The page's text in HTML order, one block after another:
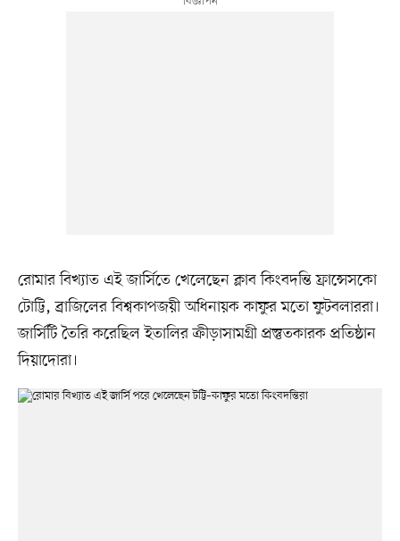
রোমার বিখ্যাত এই জার্সিতে খেলেছেন ক্লাব কিংবদন্তি ফ্রান্সেসকো
টোট্টি, ব্রাজিলের বিশ্বকাপজয়ী অধিনায়ক কাফুর মতো ফুটবলাররা।
জার্সিটি তৈরি করেছিল ইতালির ক্রীড়াসামগ্রী প্রস্তুতকারক প্রতিষ্ঠান
দিয়াদোরা।